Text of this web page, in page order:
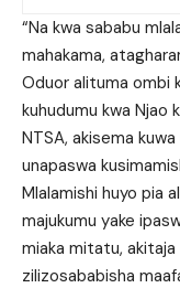
“Na kwa sababu
mahakama,
Oduor alituma ombi
kuhudumu kwa Njao
NTSA, akisema
unapaswa
Mlalamishi huyo pia
majukumu yake
miaka mitatu, akitaja
zilizosababisha